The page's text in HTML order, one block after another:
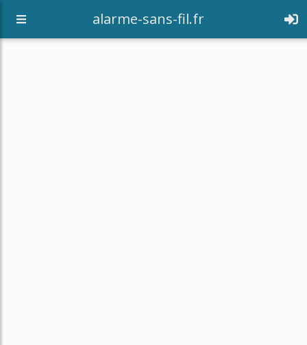
alarme-sans-fil.fr